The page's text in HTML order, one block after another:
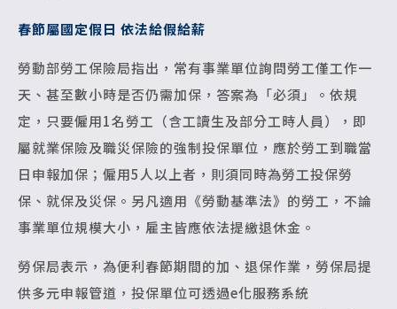
春節屬國定假日 依法給假給薪
勞動部勞工保險局指出，常有事業單位詢問勞工僅工作一
天、甚至數小時是否仍需加保，答案為「必須」。依規
定，只要僱用1名勞工（含工讀生及部分工時人員），即
屬就業保險及職災保險的強制投保單位，應於勞工到職當
日申報加保；僱用5人以上者，則須同時為勞工投保勞
保、就保及災保。另凡適用《勞動基準法》的勞工，不論
事業單位規模大小，雇主皆應依法提繳退休金。
勞保局表示，為便利春節期間的加、退保作業，勞保局提
供多元申報管道，投保單位可透過e化服務系統